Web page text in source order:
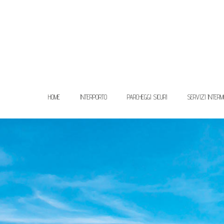
HOME INTERPORTO PARCHEGGI SICURI SERVIZI